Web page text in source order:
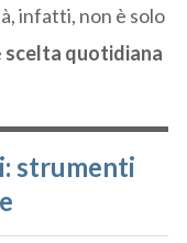
infatti, non è solo
scelta quotidiana
strumenti